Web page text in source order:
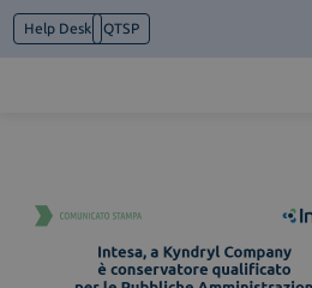
Help Desk QTSP
Cosa facciamo
Piattaforme
Industry